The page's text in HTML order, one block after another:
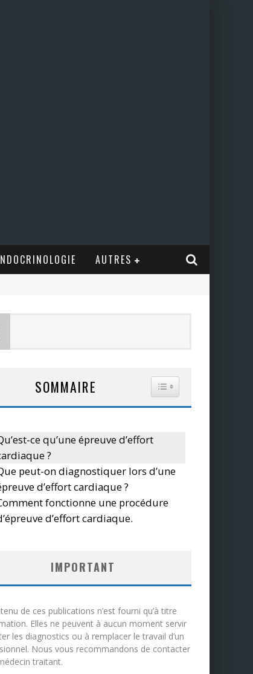
AUTRES
SOMMAIRE TOGGLE TABLE OF
ce qu’une épreuve d’effort
?
peut-on diagnostiquer lors d’une
d’effort cardiaque ?
fonctionne une procédure
d’effort cardiaque.
IMPORTANT
de ces publications n’est fourni qu’à titre
Elles ne peuvent à aucun moment servir
les diagnostics ou à remplacer le travail d’un
Nous vous recommandons de contacter
traitant.